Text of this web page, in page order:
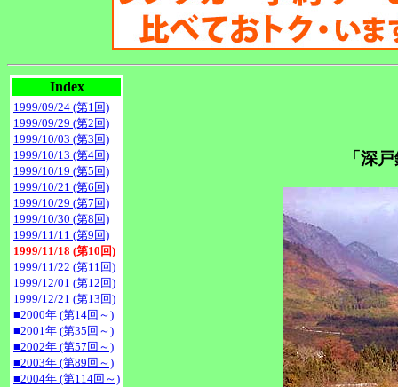
Index
1999/09/24 (第1回)
1999/09/29 (第2回)
1999/10/03 (第3回)
1999/10/13 (第4回)
1999/10/19 (第5回)
1999/10/21 (第6回)
1999/10/29 (第7回)
1999/10/30 (第8回)
1999/11/11 (第9回)
1999/11/18 (第10回)
1999/11/22 (第11回)
1999/12/01 (第12回)
1999/12/21 (第13回)
■2000年 (第14回～)
■2001年 (第35回～)
■2002年 (第57回～)
■2003年 (第89回～)
■2004年 (第114回～)
「深